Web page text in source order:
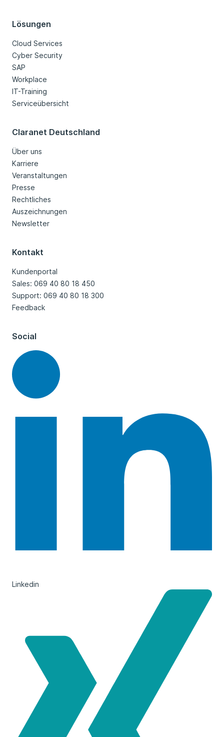
Lösungen
Cloud Services
Cyber Security
SAP
Workplace
IT-Training
Serviceübersicht
Claranet Deutschland
Über uns
Karriere
Veranstaltungen
Presse
Rechtliches
Auszeichnungen
Newsletter
Kontakt
Kundenportal
Sales: 069 40 80 18 450
Support: 069 40 80 18 300
Feedback
Social
Linkedin